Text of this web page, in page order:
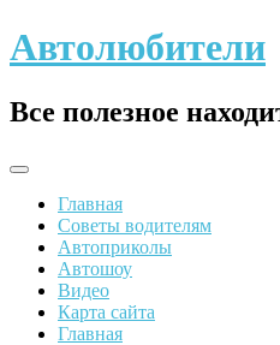
Skip
to
Автолюбители
Все полезное
Главная
Советы водителям
Автоприколы
Автошоу
Видео
Карта сайта
Главная